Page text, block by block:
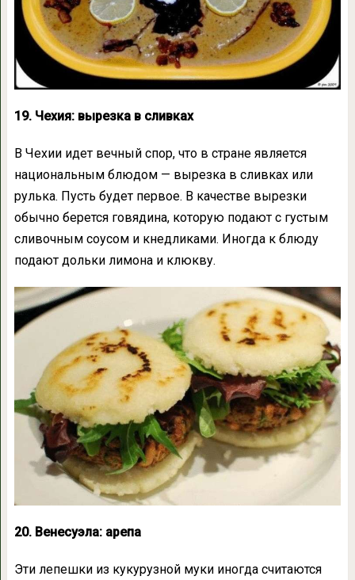
19. Чехия: вырезка в сливках
В Чехии идет вечный спор, что в стране является
национальным блюдом — вырезка в сливках или
рулька. Пусть будет первое. В качестве вырезки
обычно берется говядина, которую подают с густым
сливочным соусом и кнедликами. Иногда к блюду
подают дольки лимона и клюкву.
20. Венесуэла: арепа
Эти лепешки из кукурузной муки иногда считаются